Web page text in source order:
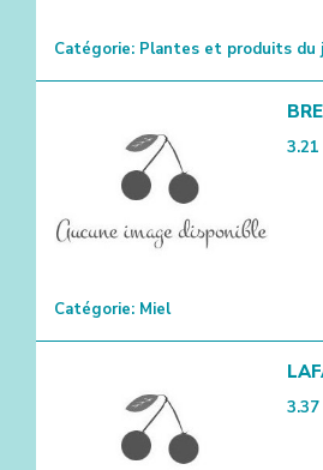
Catégorie: Plantes et produits du
3.21
Catégorie: Miel
3.37